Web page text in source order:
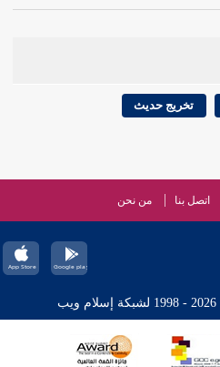
تخريج حديث
اتصل بنا من نحن